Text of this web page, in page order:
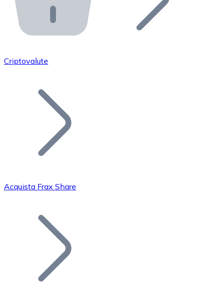
API Bitnovo
Integra la nostra API nel tuo ecosistema.
Unisciti alla nostra rete di rivenditori e
Aggiungi il token del tuo progetto al nostro servizio di
Bitcoin
Criptovalute
Acquista Frax Share